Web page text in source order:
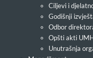
Ciljevi i
Godišnji
Odbor
Opšti akti
Unutrašnja